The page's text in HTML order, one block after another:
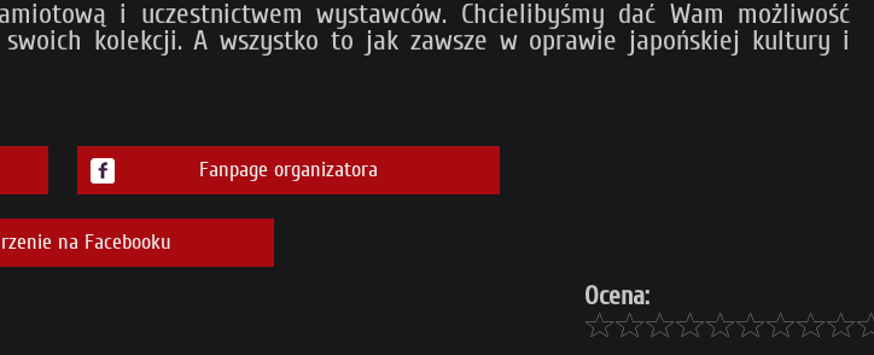
i uczestnictwem wystawców. Chcielibyśmy dać Wam możliwość
kolekcji. A wszystko to jak zawsze w oprawie japońskiej kultury i
Fanpage organizatora
na Facebooku
Ocena: